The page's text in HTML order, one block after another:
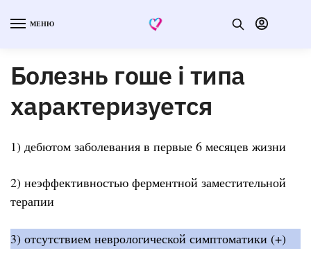
МЕНЮ
Болезнь гоше i типа
характеризуется
1) дебютом заболевания в первые 6 месяцев жизни
2) неэффективностью ферментной заместительной
терапии
3) отсутствием неврологической симптоматики (+)